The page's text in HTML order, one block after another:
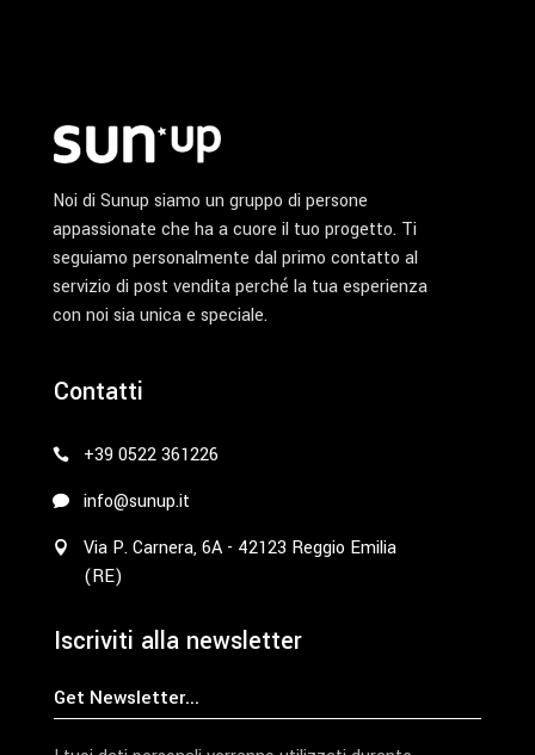
Noi di Sunup siamo un gruppo di persone
appassionate che ha a cuore il tuo progetto. Ti
seguiamo personalmente dal primo contatto al
servizio di post vendita perché la tua esperienza
con noi sia unica e speciale.
Contatti
+39 0522 361226
info@sunup.it
Via P. Carnera, 6A - 42123 Reggio Emilia
(RE)
Iscriviti alla newsletter